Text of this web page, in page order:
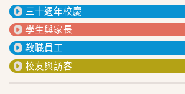
三十週年校慶
學生與家長
教職員工
校友與訪客